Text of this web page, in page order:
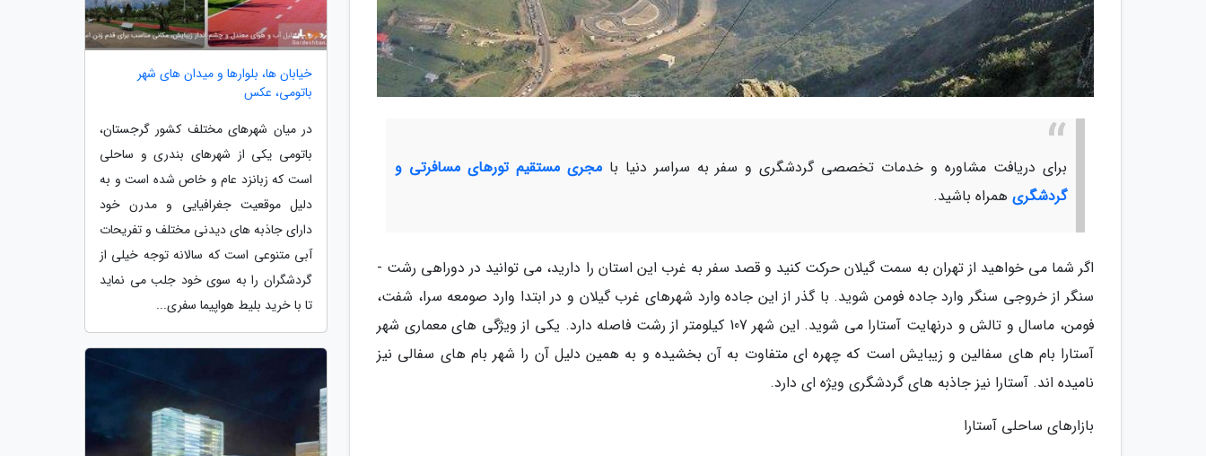
برای دریافت مشاوره و خدمات تخصصی گردشگری و سفر به سراسر دنیا بامجری مستقیم تورهای مسافرتی و
گردشگری همراه باشید.
اگر شما می خواهید از تهران به سمت گیلان حرکت کنید و قصد سفر به غرب این استان را دارید، می توانید در دوراهی رشت -
سنگر از خروجی سنگر وارد جاده فومن شوید. با گذر از این جاده وارد شهرهای غرب گیلان و در ابتدا وارد صومعه سرا، شفت،
فومن، ماسال و تالش و درنهایت آستارا می شوید. این شهر 107 کیلومتر از رشت فاصله دارد. یکی از ویژگی های معماری شهر
آستارا بام های سفالین و زیبایش است که چهره ای متفاوت به آن بخشیده و به همین دلیل آن را شهر بام های سفالی نیز
نامیده اند. آستارا نیز جاذبه های گردشگری ویژه ای دارد.
بازارهای ساحلی آستارا
خیابان ها، بلوارها و میدان های شهر
باتومی، عکس
در میان شهرهای مختلف کشور گرجستان،
باتومی یکی از شهرهای بندری و ساحلی
است که زبانزد عام و خاص شده است و به
دلیل موقعیت جغرافیایی و مدرن خود
دارای جاذبه های دیدنی مختلف و تفریحات
آبی متنوعی است که سالانه توجه خیلی از
گردشگران را به سوی خود جلب می نماید
تا با خرید بلیط هواپیما سفری...